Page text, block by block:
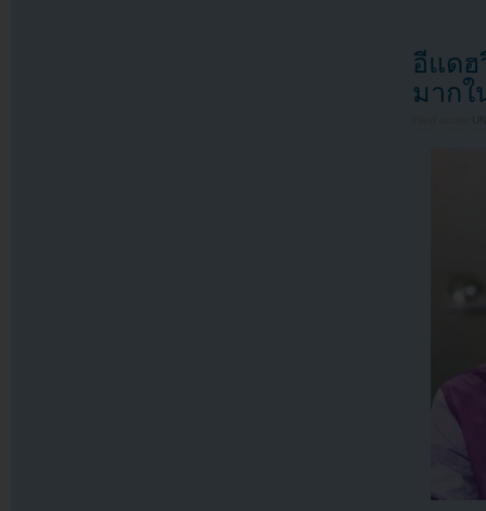
อีแดฮ
มากใ